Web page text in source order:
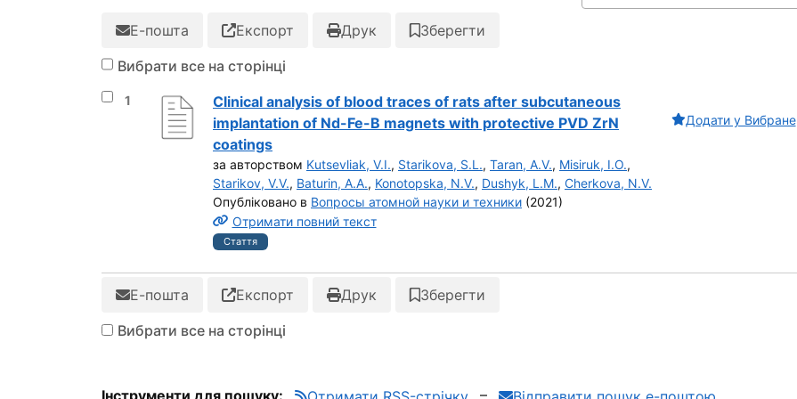
Е-пошта Експорт Друк
Зберегти
Вибрати все на сторінці
Вибрати результат під номером 1
1
Clinical analysis of blood traces of rats after subcutaneous
implantation of Nd-Fe-B magnets with protective PVD ZrN
coatings
за авторством Kutsevliak, V.I., Starikova, S.L., Taran, A.V., Misiruk, I.O.,
Starikov, V.V., Baturin, A.A., Konotopska, N.V., Dushyk, L.M., Cherkova, N.V.
Опубліковано в Вопросы атомной науки и техники (2021)
Отримати повний текст
Стаття
Додати у Вибране
Е-пошта Експорт Друк
Зберегти
Вибрати все на сторінці